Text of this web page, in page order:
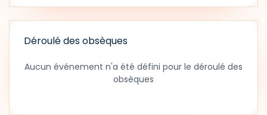
Déroulé des obsèques
Aucun événement n'a été défini pour le déroulé des
obsèques